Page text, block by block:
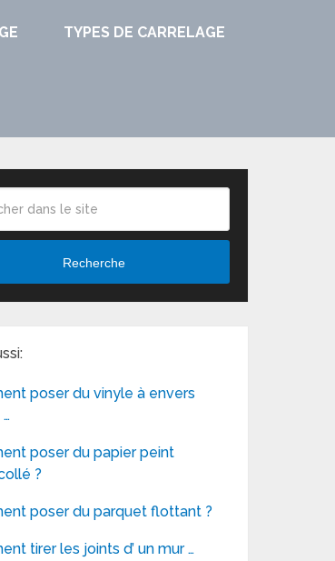
TYPES DE CARRELAGE
Recherche
poser du vinyle à envers
poser du papier peint
?
poser du parquet flottant ?
tirer les joints d’ un mur …